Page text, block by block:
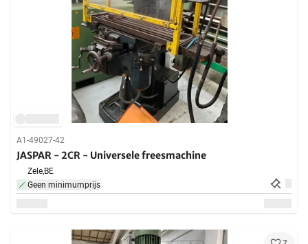
A1-49027-42
JASPAR - 2CR - Universele freesmachine
Zele,BE
Geen minimumprijs